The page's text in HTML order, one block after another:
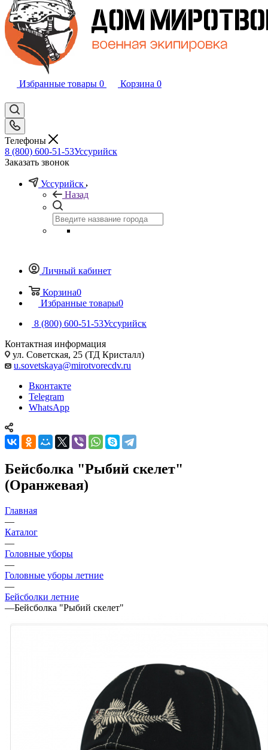
Избранные товары 0 Корзина 0
Телефоны
8 (800) 600-51-53Уссурийск
Заказать звонок
Уссурийск
Назад
Личный кабинет
Корзина0
Избранные товары0
8 (800) 600-51-53Уссурийск
Контактная информация
ул. Советская, 25 (ТД Кристалл)
u.sovetskaya@mirotvorecdv.ru
Вконтакте
Telegram
WhatsApp
Бейсболка "Рыбий скелет"
(Оранжевая)
Главная
—
Каталог
—
Головные уборы
—
Головные уборы летние
—
Бейсболки летние
—Бейсболка "Рыбий скелет"